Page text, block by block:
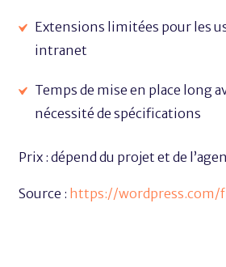
Extensions limitées pour les
intranet
Temps de mise en place long
nécessité de spécifications
Prix : dépend du projet et de
Source : https://